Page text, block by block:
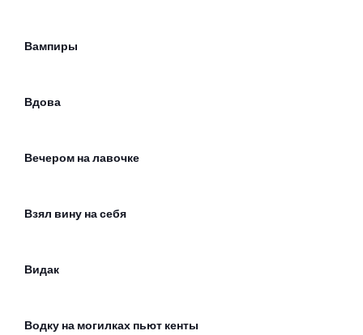
Вампиры
Вдова
Вечером на лавочке
Взял вину на себя
Видак
Водку на могилках пьют кенты